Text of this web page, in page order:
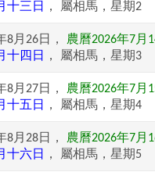
十三日
， 屬相馬，星期2
8月26日， 農曆2026年7月
十四日
， 屬相馬，星期3
8月27日， 農曆2026年7月
十五日
， 屬相馬，星期4
8月28日， 農曆2026年7月
十六日
， 屬相馬，星期5